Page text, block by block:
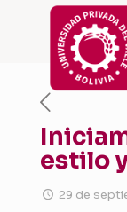
estilo
29 de